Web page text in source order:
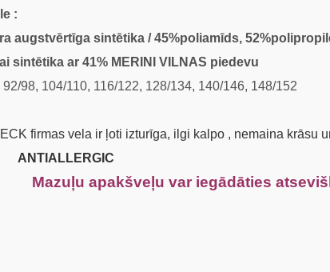
:
sintētika / 45%poliamīds,
ar 41% MERINI VILNAS piedevu
98, 104/110, 116/122, 128/134, 140/146, 148/152
firmas vela ir ļoti izturīga, ilgi kalpo , nemaina krāsu
apakšveļu var iegādāties atsevišķi